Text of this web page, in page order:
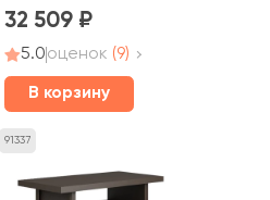
32 509
5.0оценок (9)
В корзину
91337